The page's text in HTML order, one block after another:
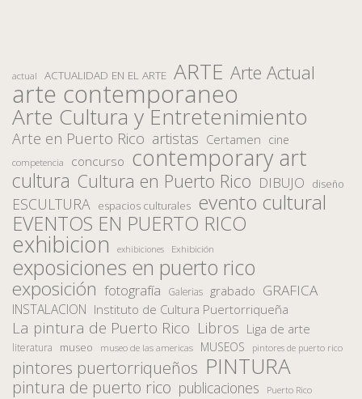
actual ACTUALIDAD EN EL ARTE ARTE Arte Actual
arte contemporaneo
Arte Cultura y Entretenimiento
Arte en Puerto Rico artistas Certamen cine
competencia concurso contemporary art
cultura Cultura en Puerto Rico DIBUJO diseño
ESCULTURA espacios culturales evento cultural
EVENTOS EN PUERTO RICO
exhibicion exhibiciones Exhibición
exposiciones en puerto rico
exposición fotografía Galerias grabado GRAFICA
INSTALACION Instituto de Cultura Puertorriqueña
La pintura de Puerto Rico Libros Liga de arte
literatura museo museo de las americas MUSEOS pintores de puerto rico
pintores puertorriqueños PINTURA
pintura de puerto rico publicaciones Puerto Rico